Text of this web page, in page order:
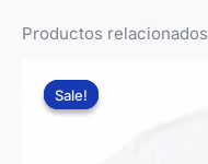
Productos relacionados
Sale!
Sale!